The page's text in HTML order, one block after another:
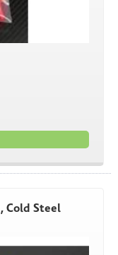
Cold Steel